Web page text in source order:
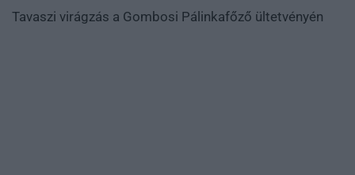
Tavaszi virágzás a Gombosi Pálinkafőző ültetvényén